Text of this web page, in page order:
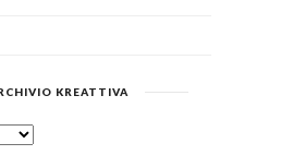
KREATTIVA